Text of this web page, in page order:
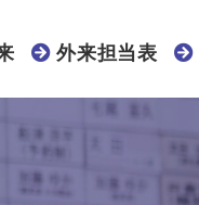
外来担当表